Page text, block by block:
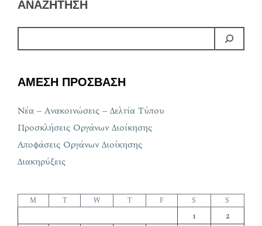
ΑΝΑΖΗΤΗΣΗ
ΑΜΕΣΗ ΠΡΟΣΒΑΣΗ
Νέα – Ανακοινώσεις – Δελτία Τύπου
Προσκλήσεις Οργάνων Διοίκησης
Αποφάσεις Οργάνων Διοίκησης
Διακηρύξεις
M T W T F S S
1
2